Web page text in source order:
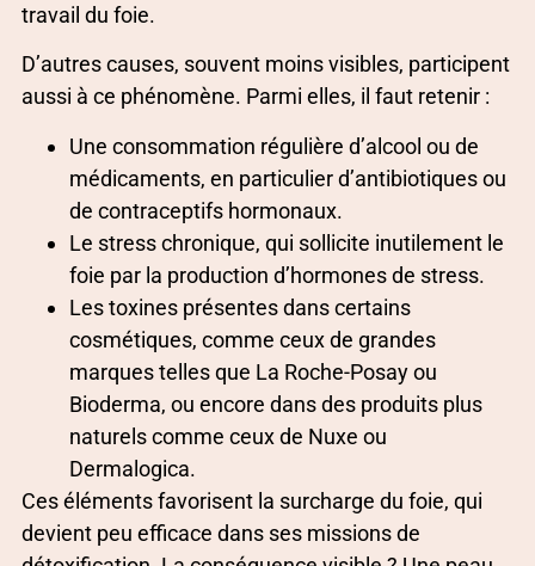
travail du foie.
D’autres causes, souvent moins visibles, participent
aussi à ce phénomène. Parmi elles, il faut retenir :
Une consommation régulière d’alcool ou de
médicaments, en particulier d’antibiotiques ou
de contraceptifs hormonaux.
Le stress chronique, qui sollicite inutilement le
foie par la production d’hormones de stress.
Les toxines présentes dans certains
cosmétiques, comme ceux de grandes
marques telles que La Roche-Posay ou
Bioderma, ou encore dans des produits plus
naturels comme ceux de Nuxe ou
Dermalogica.
Ces éléments favorisent la surcharge du foie, qui
devient peu efficace dans ses missions de